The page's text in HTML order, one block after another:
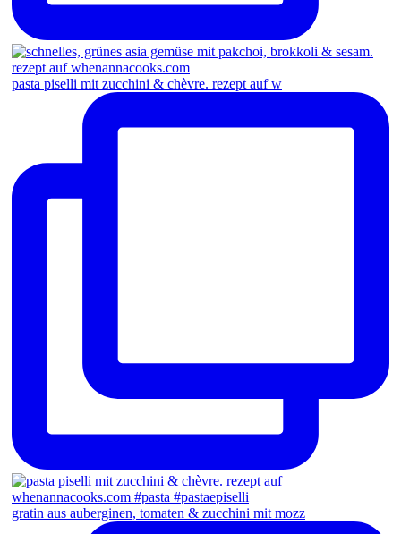
pasta piselli mit zucchini & chèvre. rezept auf w
gratin aus auberginen, tomaten & zucchini mit mozz